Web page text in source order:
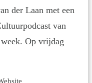
der Laan met een
van
Op vrijdag